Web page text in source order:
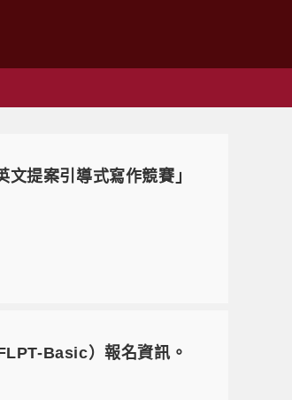
提案引導式寫作競賽」
Basic）報名資訊。